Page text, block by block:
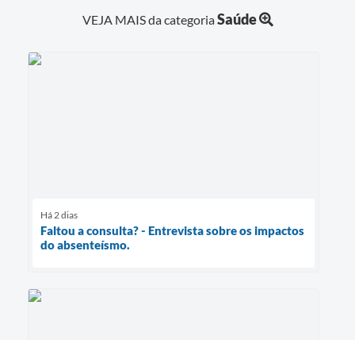
VEJA MAIS da categoriaSaúde
Há 2 dias
Faltou a consulta? - Entrevista sobre os impactos
do absenteísmo.